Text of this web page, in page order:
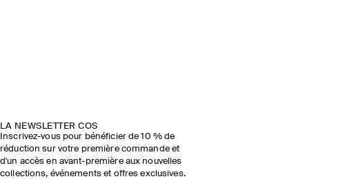
LA NEWSLETTER COS
Inscrivez-vous pour bénéficier de 10 % de
réduction sur votre première commande et
d'un accès en avant-première aux nouvelles
collections, événements et offres exclusives.